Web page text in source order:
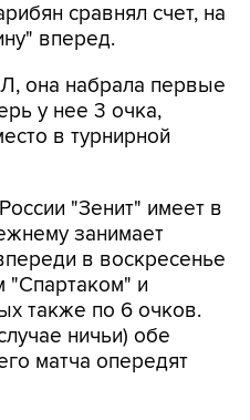
сравнял счет, на
вперед.
она набрала первые
у нее 3 очка,
в турнирной
"Зенит" имеет в
занимает
в воскресенье
"Спартаком" и
также по 6 очков.
ничьи) обе
матча опередят